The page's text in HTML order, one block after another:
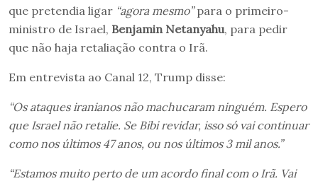
que pretendia ligar “agora mesmo”para o primeiro-
ministro de Israel, Benjamin Netanyahu, para pedir
que não haja retaliação contra o Irã.
Em entrevista ao Canal 12, Trump disse:
“Os ataques iranianos não machucaram ninguém. Espero
que Israel não retalie. Se Bibi revidar, isso só vai continuar
como nos últimos 47 anos, ou nos últimos 3 mil anos.”
“Estamos muito perto de um acordo final com o Irã. Vai